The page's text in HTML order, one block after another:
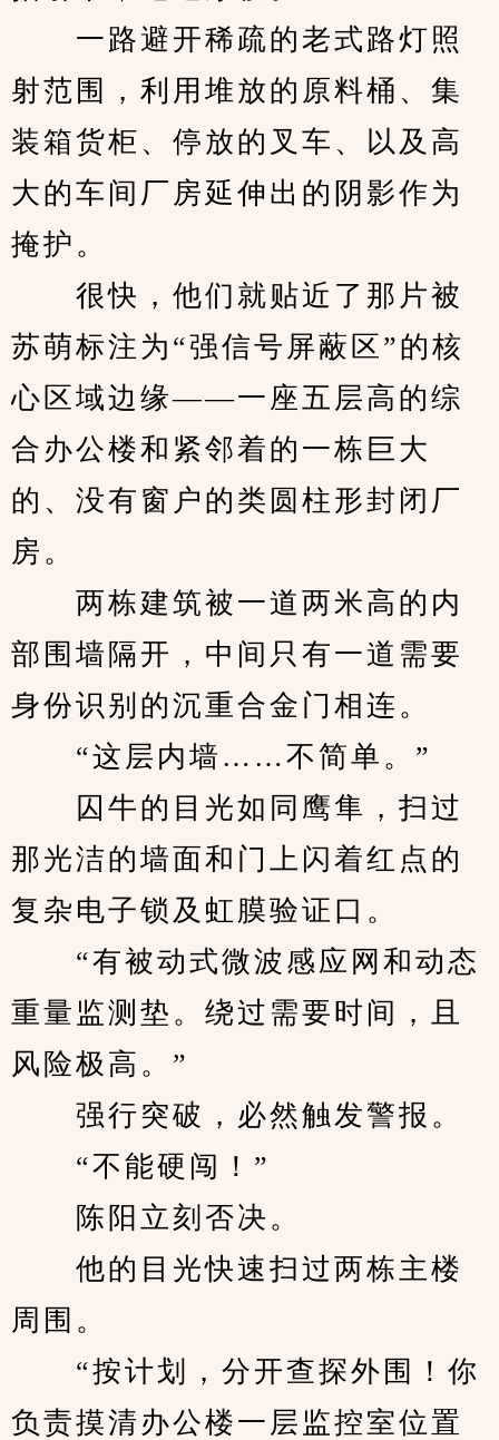
一路避开稀疏的老式路灯照
射范围，利用堆放的原料桶、集
装箱货柜、停放的叉车、以及高
大的车间厂房延伸出的阴影作为
掩护。
很快，他们就贴近了那片被
苏萌标注为“强信号屏蔽区”的核
心区域边缘——一座五层高的综
合办公楼和紧邻着的一栋巨大
的、没有窗户的类圆柱形封闭厂
房。
两栋建筑被一道两米高的内
部围墙隔开，中间只有一道需要
身份识别的沉重合金门相连。
“这层内墙……不简单。”
囚牛的目光如同鹰隼，扫过
那光洁的墙面和门上闪着红点的
复杂电子锁及虹膜验证口。
“有被动式微波感应网和动态
重量监测垫。绕过需要时间，且
风险极高。”
强行突破，必然触发警报。
“不能硬闯！”
陈阳立刻否决。
他的目光快速扫过两栋主楼
周围。
“按计划，分开查探外围！你
负责摸清办公楼一层监控室位置